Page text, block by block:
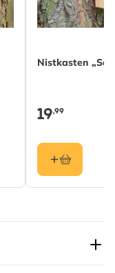
Singdrossel,
Nistkasten
19,99